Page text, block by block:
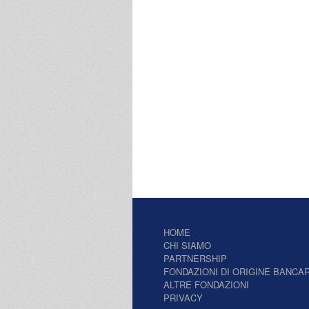
HOME
CHI SIAMO
PARTNERSHIP
FONDAZIONI DI ORIGINE
ALTRE FONDAZIONI
PRIVACY